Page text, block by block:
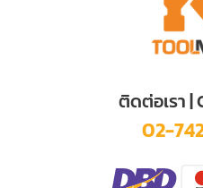
ติดต่อเรา |
02-